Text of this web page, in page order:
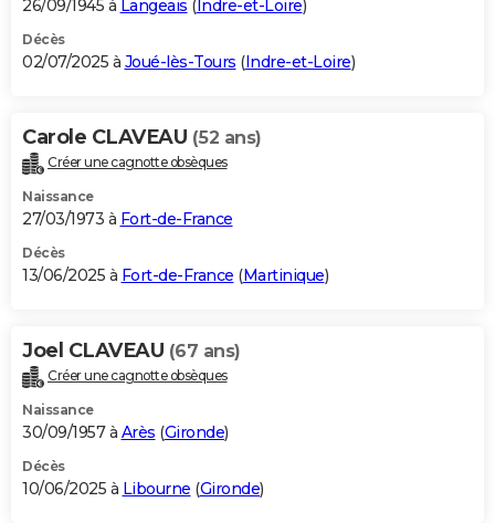
26/09/1945 à Langeais ( Indre-et-Loire)
Décès
02/07/2025 à Joué-lès-Tours (Indre-et-Loire)
Carole CLAVEAU (52 ans)
Créer une cagnotte obsèques
Naissance
27/03/1973 à Fort-de-France
Décès
13/06/2025 à Fort-de-France (Martinique)
Joel CLAVEAU (67 ans)
Créer une cagnotte obsèques
Naissance
30/09/1957 à Arès (Gironde)
Décès
10/06/2025 à Libourne (Gironde)